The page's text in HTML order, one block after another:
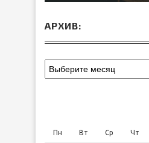
АРХИВ:
Пн Вт Ср Чт